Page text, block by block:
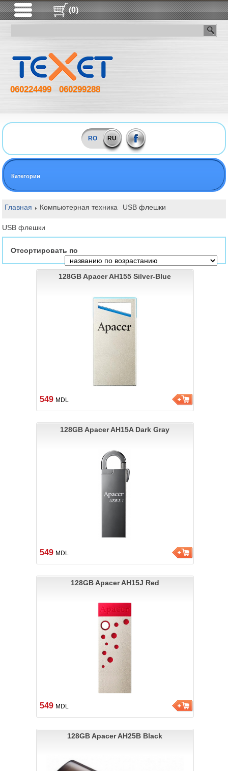
(0)
060224499 060299288
RO RU
Категории
Главная Компьютерная техника USB флешки
USB флешки
Отсортировать по
128GB Apacer AH155 Silver-Blue
549 MDL
128GB Apacer AH15A Dark Gray
549 MDL
128GB Apacer AH15J Red
549 MDL
128GB Apacer AH25B Black